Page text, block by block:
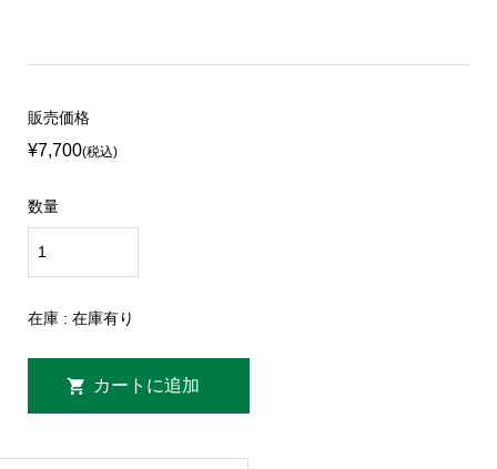
販売価格
¥7,700(税込)
数量
在庫 : 在庫有り